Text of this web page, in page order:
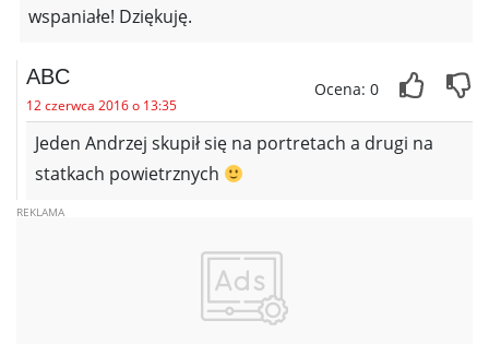
wspaniałe! Dziękuję.
ABC
12 czerwca 2016 o 13:35
Ocena: 0
Jeden Andrzej skupił się na portretach a drugi na
statkach powietrznych